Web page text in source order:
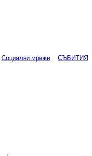
Социални мрежи СЪБИТИЯ